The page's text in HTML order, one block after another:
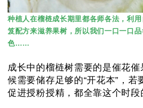
种植人在榴梿成长期里都各师各法，利
笈配方来滋养果树，所以我们一口一口
色……
成长中的榴梿树需要的是催花
候需要储存足够的“开花本”，若
促进授粉授精，都全靠这个时段